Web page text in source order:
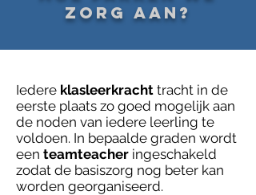
ZORG AAN?
Iedere klasleerkracht tracht in de
eerste plaats zo goed mogelijk aan
de noden van iedere leerling te
voldoen. In bepaalde graden wordt
een teamteacher ingeschakeld
zodat de basiszorg nog beter kan
worden georganiseerd.